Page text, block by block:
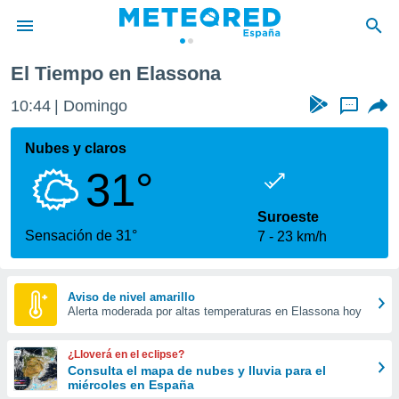
de
por
que se
calidad.
a este
las
y
forma
digital
basada
El Tiempo en Elassona
10:44 Domingo ...
Nubes y claros
31°
Sensación de 31°
Suroeste
7
23 km/h
Aviso de nivel amarillo
Alerta moderada por altas temperaturas en Elassona hoy
¿Lloverá en el eclipse?
Consulta el mapa de nubes y lluvia para el
miércoles en España